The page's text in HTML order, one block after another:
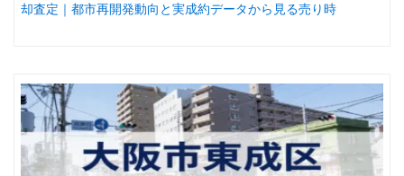
却査定｜都市再開発動向と実成約データから見る売り時